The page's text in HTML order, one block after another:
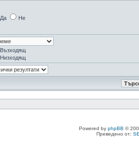
Да Не
Възходящ
Низходящ
Powered by phpBB ©
Преведено от: